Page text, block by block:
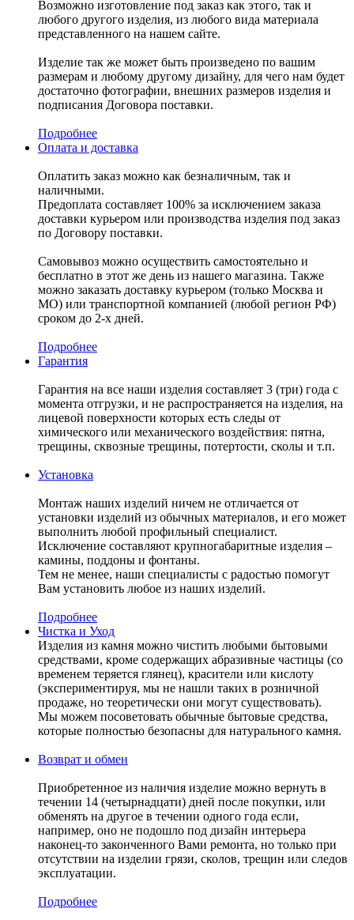
Возможно изготовление под заказ как этого, так и
любого другого изделия, из любого вида материала
представленного на нашем сайте.
Изделие так же может быть произведено по вашим
размерам и любому другому дизайну, для чего нам будет
достаточно фотографии, внешних размеров изделия и
подписания Договора поставки.
Подробнее
Оплата и доставка
Оплатить заказ можно как безналичным, так и
наличными.
Предоплата составляет 100% за исключением заказа
доставки курьером или производства изделия под заказ
по Договору поставки.
Самовывоз можно осуществить самостоятельно и
бесплатно в этот же день из нашего магазина. Также
можно заказать доставку курьером (только Москва и
МО) или транспортной компанией (любой регион РФ)
сроком до 2-х дней.
Подробнее
Гарантия
Гарантия на все наши изделия составляет 3 (три) года с
момента отгрузки, и не распространяется на изделия, на
лицевой поверхности которых есть следы от
химического или механического воздействия: пятна,
трещины, сквозные трещины, потертости, сколы и т.п.
Установка
Монтаж наших изделий ничем не отличается от
установки изделий из обычных материалов, и его может
выполнить любой профильный специалист.
Исключение составляют крупногабаритные изделия –
камины, поддоны и фонтаны.
Тем не менее, наши специалисты с радостью помогут
Вам установить любое из наших изделий.
Подробнее
Чистка и Уход
Изделия из камня можно чистить любыми бытовыми
средствами, кроме содержащих абразивные частицы (со
временем теряется глянец), красители или кислоту
(экспериментируя, мы не нашли таких в розничной
продаже, но теоретически они могут существовать).
Мы можем посоветовать обычные бытовые средства,
которые полностью безопасны для натурального камня.
Возврат и обмен
Приобретенное из наличия изделие можно вернуть в
течении 14 (четырнадцати) дней после покупки, или
обменять на другое в течении одного года если,
например, оно не подошло под дизайн интерьера
наконец-то законченного Вами ремонта, но только при
отсутствии на изделии грязи, сколов, трещин или следов
эксплуатации.
Подробнее